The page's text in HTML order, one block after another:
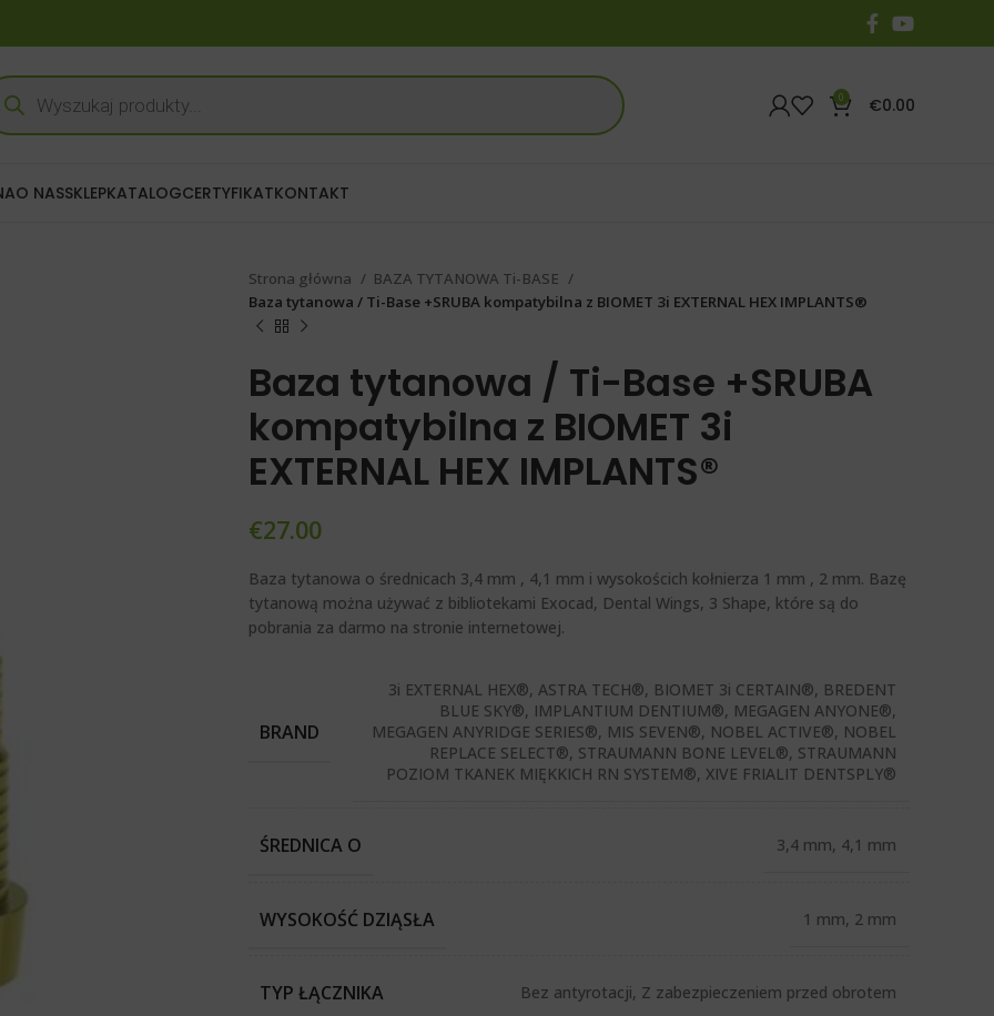
0 €0.00
O NASSKLEPKATALOGCERTYFIKATKONTAKT
Strona główna
BAZA TYTANOWA Ti-BASE
Baza tytanowa / Ti-Base +SRUBA kompatybilna z BIOMET 3i EXTERNAL HEX IMPLANTS®
Baza tytanowa / Ti-Base +SRUBA
kompatybilna z BIOMET 3i
EXTERNAL HEX IMPLANTS®
€27.00
Baza tytanowa o średnicach 3,4 mm , 4,1 mm i wysokościch kołnierza 1 mm , 2 mm. Bazę
tytanową można używać z bibliotekami Exocad, Dental Wings, 3 Shape, które są do
pobrania za darmo na stronie internetowej.
BRAND
3i EXTERNAL HEX®, ASTRA TECH®, BIOMET 3i CERTAIN®, BREDENT
BLUE SKY®, IMPLANTIUM DENTIUM®, MEGAGEN ANYONE®,
MEGAGEN ANYRIDGE SERIES®, MIS SEVEN®, NOBEL ACTIVE®, NOBEL
REPLACE SELECT®, STRAUMANN BONE LEVEL®, STRAUMANN
POZIOM TKANEK MIĘKKICH RN SYSTEM®, XIVE FRIALIT DENTSPLY®
ŚREDNICA O 3,4 mm, 4,1 mm
WYSOKOŚĆ DZIĄSŁA 1 mm, 2 mm
TYP ŁĄCZNIKA Bez antyrotacji, Z zabezpieczeniem przed obrotem